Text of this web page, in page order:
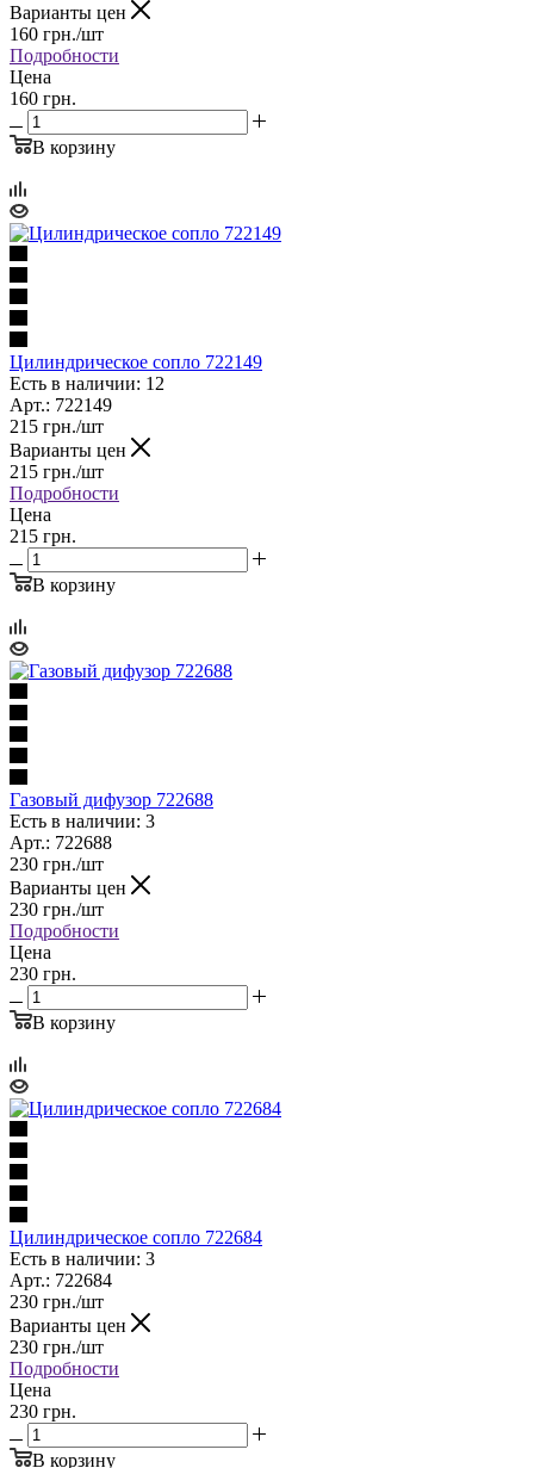
Варианты цен
160 грн./шт
Подробности
Цена
160 грн.
В корзину
Цилиндрическое сопло 722149
Есть в наличии: 12
Арт.: 722149
215 грн./шт
Варианты цен
215 грн./шт
Подробности
Цена
215 грн.
В корзину
Газовый дифузор 722688
Есть в наличии: 3
Арт.: 722688
230 грн./шт
Варианты цен
230 грн./шт
Подробности
Цена
230 грн.
В корзину
Цилиндрическое сопло 722684
Есть в наличии: 3
Арт.: 722684
230 грн./шт
Варианты цен
230 грн./шт
Подробности
Цена
230 грн.
В корзину